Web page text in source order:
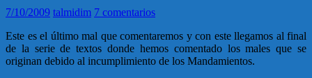
7/10/2009 talmidim 7 comentarios
Este es el último mal que comentaremos y con este llegamos al final
de la serie de textos donde hemos comentado los males que se
originan debido al incumplimiento de los Mandamientos.